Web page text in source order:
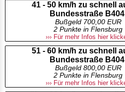
41 - 50 km/h zu schnell
Bundesstraße B404
Bußgeld 700,00 EUR
2 Punkte in Flensburg
››› Für mehr Infos hier
51 - 60 km/h zu schnell
Bundesstraße B404
Bußgeld 800,00 EUR
2 Punkte in Flensburg
››› Für mehr Infos hier